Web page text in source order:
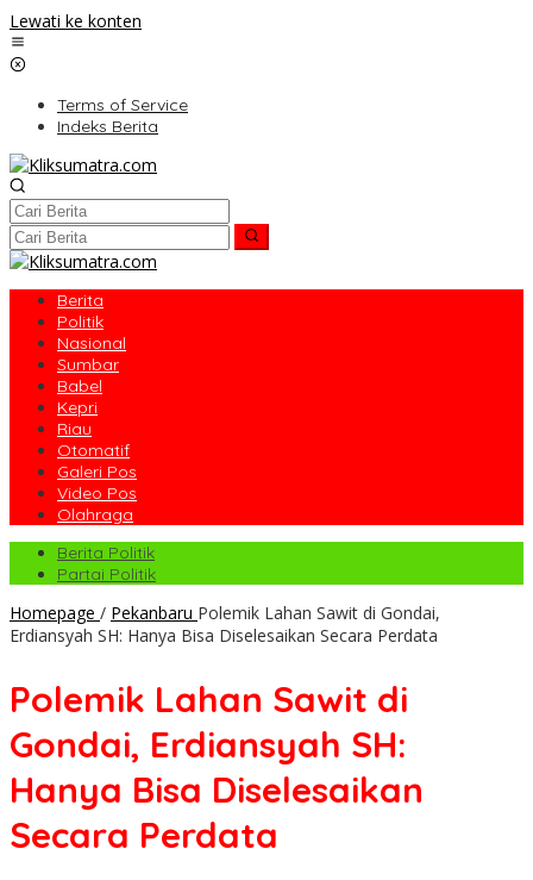
Lewati ke konten
Terms of Service
Indeks Berita
Berita
Politik
Nasional
Sumbar
Babel
Kepri
Riau
Otomatif
Galeri Pos
Video Pos
Olahraga
Berita Politik
Partai Politik
Homepage / Pekanbaru Polemik Lahan Sawit di Gondai,
Erdiansyah SH: Hanya Bisa Diselesaikan Secara Perdata
Polemik Lahan Sawit di
Gondai, Erdiansyah SH:
Hanya Bisa Diselesaikan
Secara Perdata